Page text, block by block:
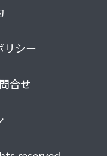
リシー
合せ